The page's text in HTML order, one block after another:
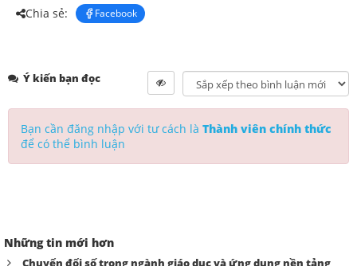
Chia sẻ: Facebook
Ý kiến bạn đọc
Bạn cần đăng nhập với tư cách là Thành viên chính thức
để có thể bình luận
Những tin mới hơn
Chuyển đổi số trong ngành giáo dục và ứng dụng nền tảng